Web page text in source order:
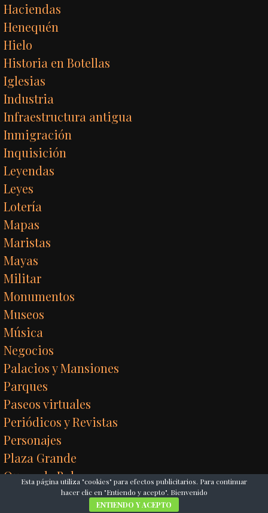
Haciendas
Henequén
Hielo
Historia en Botellas
Iglesias
Industria
Infraestructura antigua
Inmigración
Inquisición
Leyendas
Leyes
Lotería
Mapas
Maristas
Mayas
Militar
Monumentos
Museos
Música
Negocios
Palacios y Mansiones
Parques
Paseos virtuales
Periódicos y Revistas
Personajes
Plaza Grande
Queso de Bola
Esta página utiliza "cookies" para efectos publicitarios. Para continuar
hacer clic en "Entiendo y acepto". Bienvenido
ENTIENDO Y ACEPTO